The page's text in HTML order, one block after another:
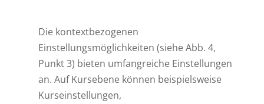
Die kontextbezogenen
Einstellungsmöglichkeiten (siehe Abb. 4,
Punkt 3) bieten umfangreiche Einstellungen
an. Auf Kursebene können beispielsweise
Kurseinstellungen,